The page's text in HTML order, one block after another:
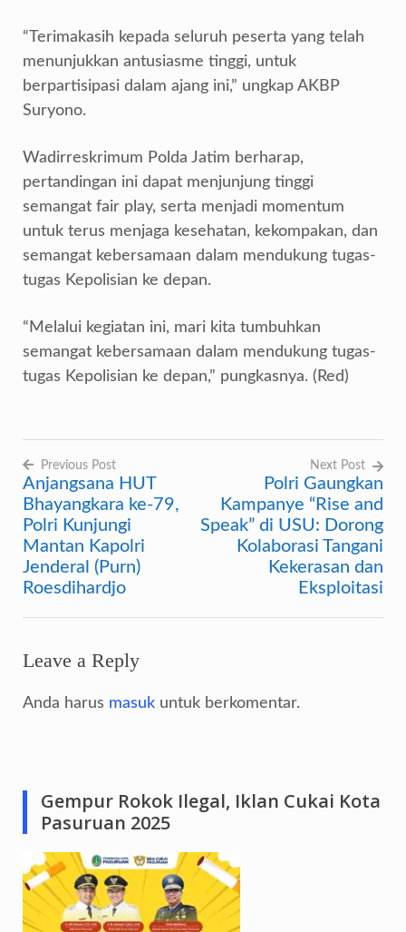
“Terimakasih kepada seluruh peserta yang telah
menunjukkan antusiasme tinggi, untuk
berpartisipasi dalam ajang ini,” ungkap AKBP
Suryono.
Wadirreskrimum Polda Jatim berharap,
pertandingan ini dapat menjunjung tinggi
semangat fair play, serta menjadi momentum
untuk terus menjaga kesehatan, kekompakan, dan
semangat kebersamaan dalam mendukung tugas-
tugas Kepolisian ke depan.
“Melalui kegiatan ini, mari kita tumbuhkan
semangat kebersamaan dalam mendukung tugas-
tugas Kepolisian ke depan,” pungkasnya. (Red)
Navigasi
pos
Previous Post
Anjangsana HUT
Bhayangkara ke-79,
Polri Kunjungi
Mantan Kapolri
Jenderal (Purn)
Roesdihardjo
Next Post
Polri Gaungkan
Kampanye “Rise and
Speak” di USU: Dorong
Kolaborasi Tangani
Kekerasan dan
Eksploitasi
Leave a Reply
Anda harus masuk untuk berkomentar.
Gempur Rokok Ilegal, Iklan Cukai Kota
Pasuruan 2025